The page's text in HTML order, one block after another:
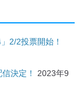
2/2投票開始！
決定！
2023年9